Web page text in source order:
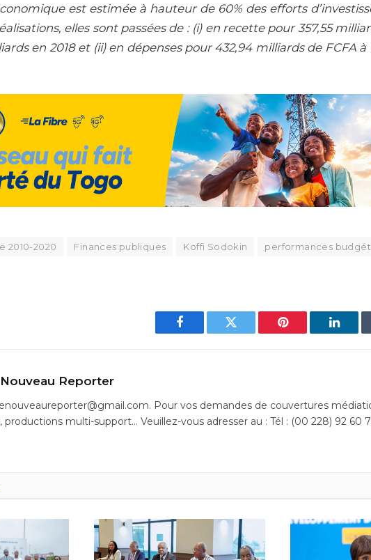
est estimée à hauteur de 60% des efforts
elles sont passées de : (i) en recette pour 357,55
en 2018 et (ii) en dépenses pour 432,94 milliards de FCFA à
2010-2020 Finances publiques Koffi Sodokin performances
Facebook Twitter Pinterest
Reporter
Pour vos demandes de couvertures
productions multi-support… Veuillez-vous adresser au : Tél : (00 228) 92 60